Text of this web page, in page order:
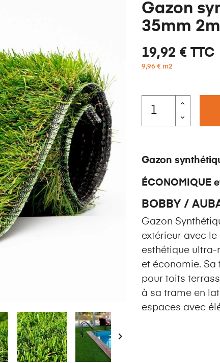

Gazon
35mm
19,92 € TTC
9,96 € m2
Gazon
ÉCONOMIQUE
BOBBY /
Gazon
extérieur avec
esthétique ultra-
et économie. Sa
pour toits
à sa trame en
espaces avec